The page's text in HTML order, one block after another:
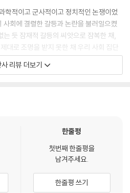
황의 문제
제
고 법과학적 논쟁
배제, 정당화의 문제
지를 둘러싼 논란이기도 했다. 이런 반론
서 천안함 ‘과학 논쟁’이 전개되는 과정을
짚어낼 수 있다. 그 중 하나는, 제기된 과
면 재조사나 재실험, 재분석을 통해서 검
다. --- p.404
이 깨지면서 사실과 진리는 청중, 해석공
의proceduralist democracy”를 옹호하
하는 의사소통’ 행위에서 사실에 대한 서
이 함께 실리며, 이때에 타당성은 ‘우리에
다고 주장했다.
학적이고 군사적이고 정치적인 논쟁이었
사회에 결렬한 갈등과 논란을 불러일으켰
는 듯 잠재적 갈등의 씨앗으로 잠복한 채,
대로 조명을 받지 못한 채 우리 사회 집단
.
를 열다』는 우리 사회가 천안함 침몰참사의
조를 정리하고자 했다. 이 책은 저자의 2
쟁’의 성격과 구조》, 과학사 및 과학철학
하나로 선정된 바 있다.
』는 우리 사회가 겪어온 증거 논쟁들의 자
물로 남겨보려는 시도로 이루어졌다. ‘사
을 직접 다루지 않으면서도, 사건의 시나
리뷰 더보기
한줄평
첫번째 한줄평을
남겨주세요.
한줄평 쓰기